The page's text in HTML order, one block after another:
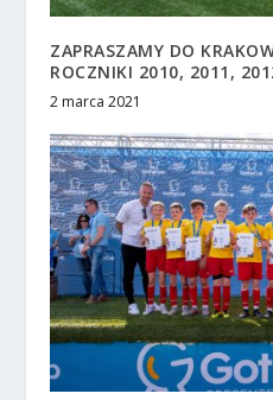
ZAPRASZAMY DO
ROCZNIKI 2010, 2011,
2 marca 2021